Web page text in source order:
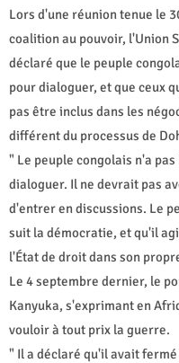
Lors d'une réunion tenue le
coalition au pouvoir, l'Union
déclaré que le peuple
pour dialoguer, et que ceux
pas être inclus dans les
différent du processus de
" Le peuple congolais n'a
dialoguer. Il ne devrait pas
d'entrer en discussions. Le
suit la démocratie, et qu'il
l'État de droit dans son
Le 4 septembre dernier, le
Kanyuka, s'exprimant en
vouloir à tout prix la guerre.
" Il a déclaré qu'il avait